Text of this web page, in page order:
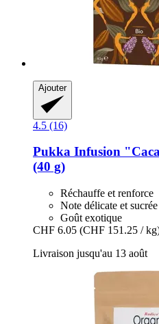
Ajouter
4.5 (16)
Pukka Infusion
(40 g)
Réchauffe et renforce
Note délicate et sucrée
Goût exotique
CHF 6.05 (CHF 151.25 /
Livraison jusqu'au 13 août